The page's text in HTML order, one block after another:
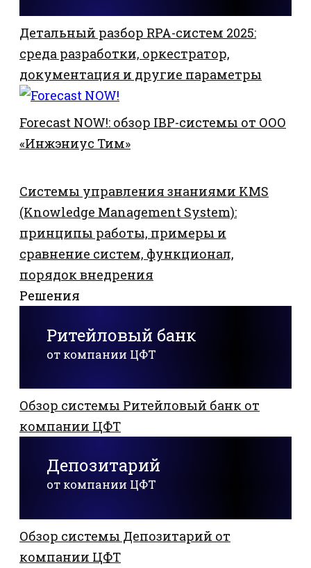
Детальный разбор RPA-систем 2025:
среда разработки, оркестратор,
документация и другие параметры
Forecast NOW!: обзор IBP-системы от ООО
«Инжэниус Тим»
Системы управления знаниями KMS
(Knowledge Management System):
принципы работы, примеры и
сравнение систем, функционал,
порядок внедрения
Решения
Ритейловый банк
от компании ЦФТ
Обзор системы Ритейловый банк от
компании ЦФТ
Депозитарий
от компании ЦФТ
Обзор системы Депозитарий от
компании ЦФТ